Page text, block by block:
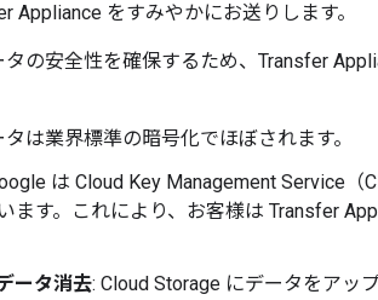
Appliance をすみやかにお送りします。
の安全性を確保するため、Transfer
タは業界標準の暗号化でほぼされます。
は Cloud Key Management Service
ます。これにより、お客様は Transfer
ータ消去: Cloud Storage にデータをアッ